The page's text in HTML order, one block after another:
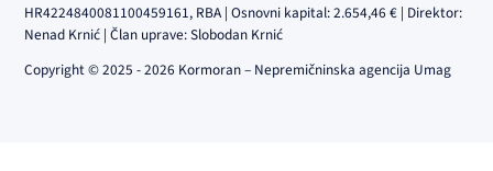
HR4224840081100459161, RBA | Osnovni kapital: 2.654,46 € | Direktor:
Nenad Krnić | Član uprave: Slobodan Krnić
Copyright © 2025 - 2026 Kormoran – Nepremičninska agencija Umag